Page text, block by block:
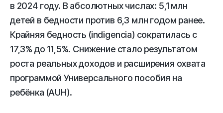
в 2024 году. В абсолютных числах: 5,1 млн
детей в бедности против 6,3 млн годом ранее.
Крайняя бедность (indigencia) сократилась с
17,3% до 11,5%. Снижение стало результатом
роста реальных доходов и расширения охвата
программой Универсального пособия на
ребёнка (AUH).